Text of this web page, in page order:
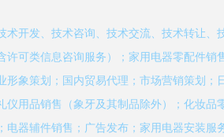
术开发、技术咨询、技术交流、技术转让、
许可类信息咨询服务）；家用电器零配件销
象策划；国内贸易代理；市场营销策划；
仪用品销售（象牙及其制品除外）；化妆品
电器辅件销售；广告发布；家用电器安装服